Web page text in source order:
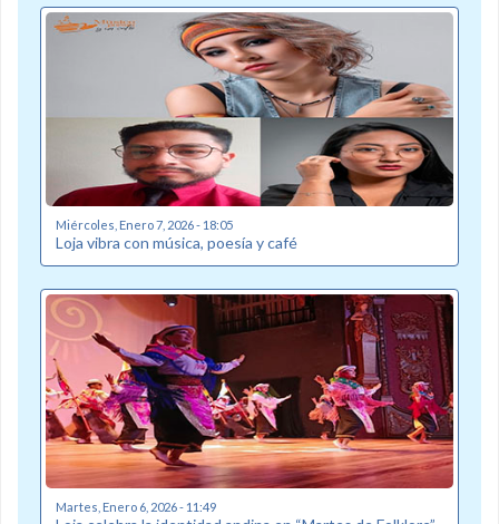
Miércoles, Enero 7, 2026 - 18:05
Loja vibra con música, poesía y café
Martes, Enero 6, 2026 - 11:49